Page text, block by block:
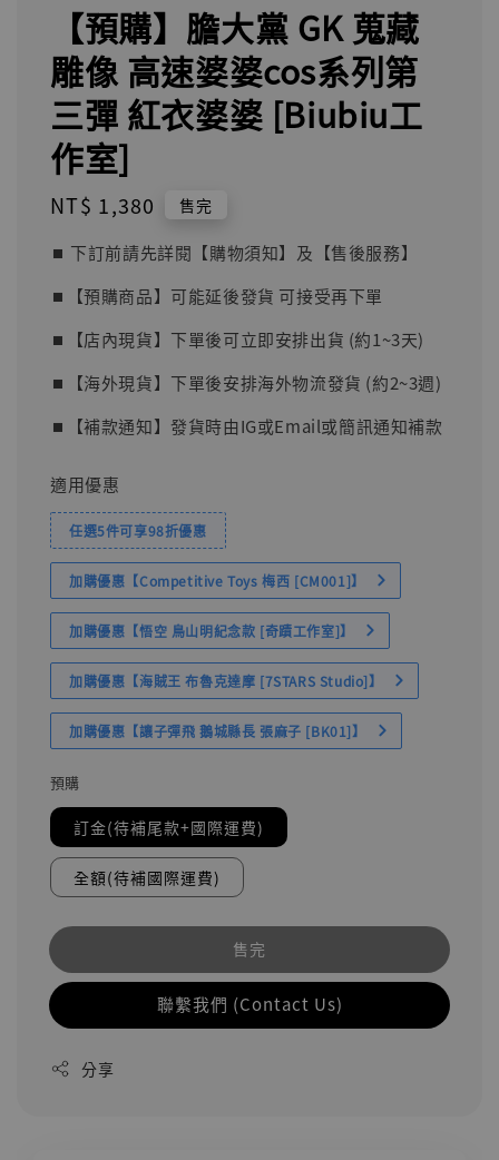
【預購】膽大黨 GK 蒐藏
雕像 高速婆婆cos系列第
三彈 紅衣婆婆 [Biubiu工
作室]
Regular
NT$ 1,380 售完
⏹︎ 下訂前請先詳閱【購物須知】及【售後服務】
⏹︎【預購商品】可能延後發貨 可接受再下單
⏹︎【店內現貨】下單後可立即安排出貨 (約1~3天)
⏹︎【海外現貨】下單後安排海外物流發貨 (約2~3週)
⏹︎【補款通知】發貨時由IG或Email或簡訊通知補款
適用優惠
任選5件可享98折優惠
加購優惠【Competitive Toys 梅西 [CM001]】
加購優惠【悟空 鳥山明紀念款 [奇蹟工作室]】
加購優惠【海賊王 布魯克達摩 [7STARS Studio]】
加購優惠【讓子彈飛 鵝城縣長 張麻子 [BK01]】
預購
訂金(待補尾款+國際運費)
全額(待補國際運費)
售完
聯繫我們 (Contact Us)
分享